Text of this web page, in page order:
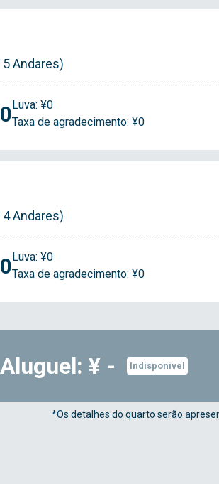
Andares)
Luva: ¥0
Taxa de agradecimento: ¥0
Andares)
Luva: ¥0
Taxa de agradecimento: ¥0
Aluguel: ¥ - Indisponível
*Os detalhes do quarto serão